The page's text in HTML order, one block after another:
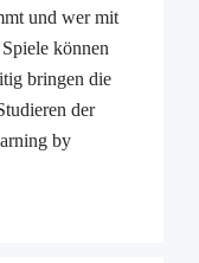
und wer mit
können
bringen die
der
by